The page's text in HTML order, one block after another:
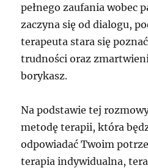
pełnego zaufania wobec
zaczyna się od dialogu,
terapeuta stara się
trudności oraz
borykasz.
Na podstawie tej
metodę terapii, która
odpowiadać Twoim
terapia indywidualna,